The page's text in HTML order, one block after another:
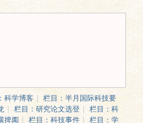
科学博客
栏目：半月国际科技要
栏目：研究论文选登
栏目：科
捭阖 栏目：科技事件
栏目：学